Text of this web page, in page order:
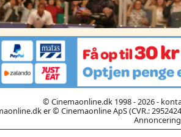
© Cinemaonline.dk 1998 - 2026 -
er © Cinemaonline ApS (CVR.: